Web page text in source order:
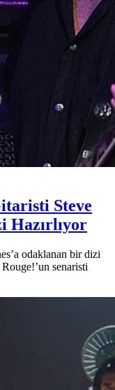
Steve
Hazırlıyor
odaklanan bir dizi
senaristi